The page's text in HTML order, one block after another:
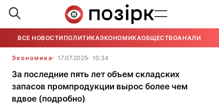
ВСЕ НОВОСТИ ПОЛИТИКАЭКОНОМИКАОБЩЕСТВОАНАЛИТИКА
Экономика 17.07.2025 10:34
За последние пять лет объем складских
запасов промпродукции вырос более чем
вдвое (подробно)